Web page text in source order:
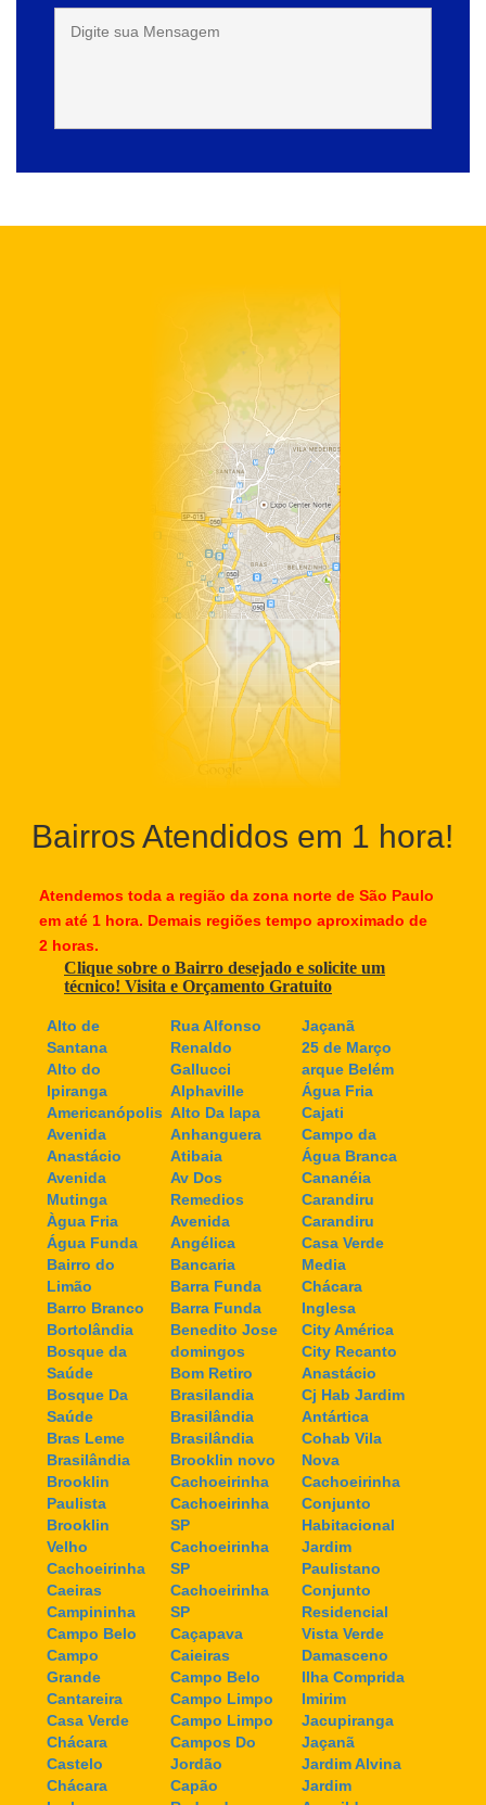
Bairros Atendidos em 1 hora!
Atendemos toda a região da zona norte de São Paulo
em até 1 hora. Demais regiões tempo aproximado de
2 horas.
Clique sobre o Bairro desejado e solicite um
técnico! Visita e Orçamento Gratuito
Alto de
Santana
Alto do
Ipiranga
Americanópolis
Avenida
Anastácio
Avenida
Mutinga
Àgua Fria
Água Funda
Bairro do
Limão
Barro Branco
Bortolândia
Bosque da
Saúde
Bosque Da
Saúde
Bras Leme
Brasilândia
Brooklin
Paulista
Brooklin
Velho
Cachoeirinha
Caeiras
Campininha
Campo Belo
Campo
Grande
Cantareira
Casa Verde
Chácara
Castelo
Chácara
Rua Alfonso
Renaldo
Gallucci
Alphaville
Alto Da lapa
Anhanguera
Atibaia
Av Dos
Remedios
Avenida
Angélica
Bancaria
Barra Funda
Barra Funda
Benedito Jose
domingos
Bom Retiro
Brasilandia
Brasilândia
Brasilândia
Brooklin novo
Cachoeirinha
Cachoeirinha
SP
Cachoeirinha
SP
Cachoeirinha
SP
Caçapava
Caieiras
Campo Belo
Campo Limpo
Campo Limpo
Campos Do
Jordão
Capão
Jaçanã
25 de Março
arque Belém
Água Fria
Cajati
Campo da
Água Branca
Cananéia
Carandiru
Carandiru
Casa Verde
Media
Chácara
Inglesa
City América
City Recanto
Anastácio
Cj Hab Jardim
Antártica
Cohab Vila
Nova
Cachoeirinha
Conjunto
Habitacional
Jardim
Paulistano
Conjunto
Residencial
Vista Verde
Damasceno
Ilha Comprida
Imirim
Jacupiranga
Jaçanã
Jardim Alvina
Jardim